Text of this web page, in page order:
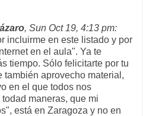
, Sun Oct 19, 4:13 pm:
incluirme en este listado y por
en el aula". Ya te
tiempo. Sólo felicitarte por tu
también aprovecho material,
en el que todos nos
maneras, que mi
está en Zaragoza y no en